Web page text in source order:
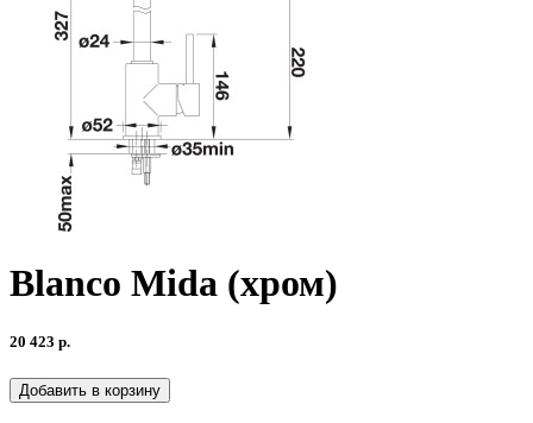
Blanco Mida (хром)
20 423 р.
Добавить в корзину